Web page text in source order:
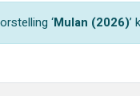
‘Mulan (2026)’